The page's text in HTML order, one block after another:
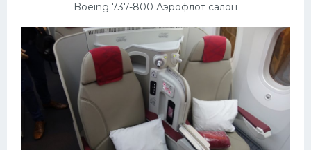
Boeing 737-800 Аэрофлот салон